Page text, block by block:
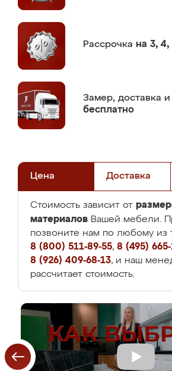
Рассрочка на 3,
Замер, доставка
бесплатно
Цена Доставка
Стоимость зависит от
материалов Вашей мебели.
позвоните нам по любому из
8 (800) 511-89-55, 8 (495)
8 (926) 409-68-13, и наш
рассчитает стоимость.